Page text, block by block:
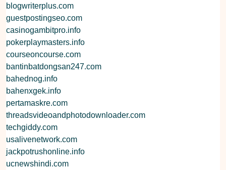
blogwriterplus.com
guestpostingseo.com
casinogambitpro.info
pokerplaymasters.info
courseoncourse.com
bantinbatdongsan247.com
bahednog.info
bahenxgek.info
pertamaskre.com
threadsvideoandphotodownloader.com
techgiddy.com
usalivenetwork.com
jackpotrushonline.info
ucnewshindi.com